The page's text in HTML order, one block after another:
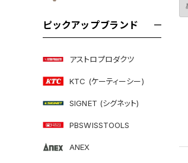
ピックアップブランド
アストロプロダクツ
KTC (ケーティーシー)
SIGNET (シグネット)
PBSWISSTOOLS
ANEX